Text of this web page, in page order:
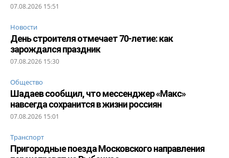
07.08.2026 15:51
Новости
День строителя отмечает 70-летие: как
зарождался праздник
07.08.2026 15:30
Общество
Шадаев сообщил, что мессенджер «Макс»
навсегда сохранится в жизни россиян
07.08.2026 15:01
Транспорт
Пригородные поезда Московского направления